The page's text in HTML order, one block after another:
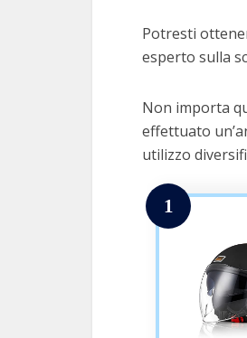
Potresti
esperto sulla
Non importa
effettuato
utilizzo
1